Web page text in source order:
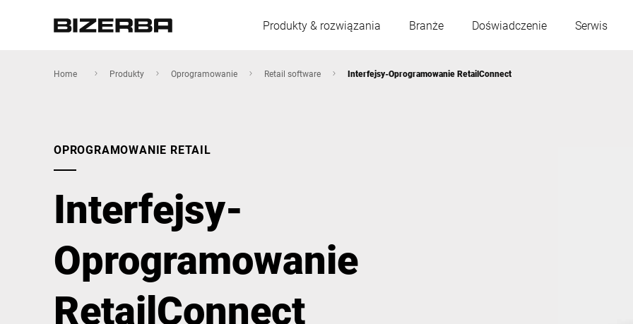
Produkty & rozwiązania Branże Doświadczenie Serwis
Polska
Ameryka
Azja
Australia
Home Produkty Oprogramowanie Retail software Interfejsy-Oprogramowanie RetailConnect
OPROGRAMOWANIE RETAIL
Interfejsy-
Oprogramowanie
RetailConnect